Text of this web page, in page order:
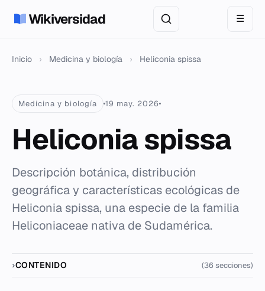
Wikiversidad ☰
Inicio › Medicina y biología › Heliconia spissa
Medicina y biología 19 may. 2026
Heliconia spissa
Descripción botánica, distribución
geográfica y características ecológicas de
Heliconia spissa, una especie de la familia
Heliconiaceae nativa de Sudamérica.
CONTENIDO (36 secciones)